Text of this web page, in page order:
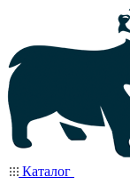
Каталог